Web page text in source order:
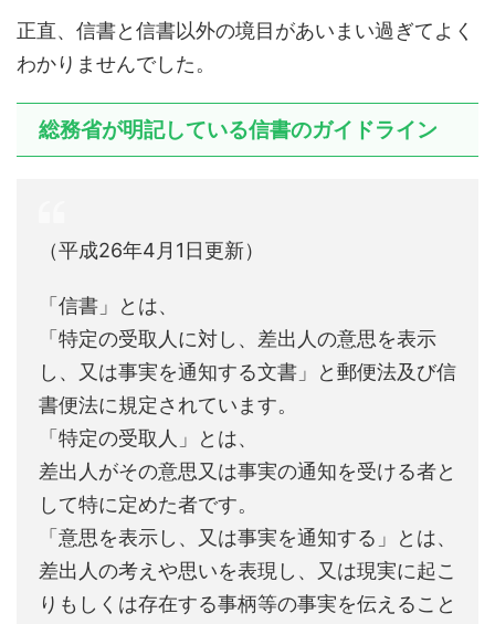
正直、信書と信書以外の境目があいまい過ぎてよく
わかりませんでした。
総務省が明記している信書のガイドライン
（平成26年4月1日更新）
「信書」とは、
「特定の受取人に対し、差出人の意思を表示
し、又は事実を通知する文書」と郵便法及び信
書便法に規定されています。
「特定の受取人」とは、
差出人がその意思又は事実の通知を受ける者と
して特に定めた者です。
「意思を表示し、又は事実を通知する」とは、
差出人の考えや思いを表現し、又は現実に起こ
りもしくは存在する事柄等の事実を伝えること